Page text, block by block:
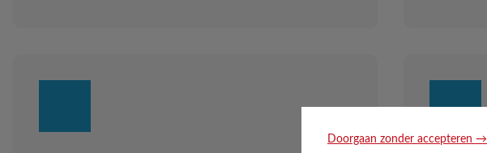
Doorgaan zonder accepteren →